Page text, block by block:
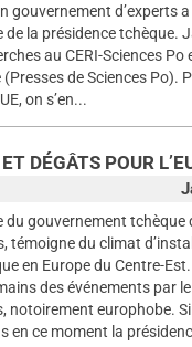
gouvernement d’experts
la présidence tchèque.
au CERI-Sciences Po
(Presses de Sciences Po).
on s’en...
DÉGÂTS POUR
gouvernement tchèque
témoigne du climat
en Europe du Centre-
des événements par
notoirement europhobe.
en ce moment la